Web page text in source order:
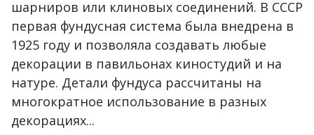
шарниров или клиновых соединений. В СССР
первая фундусная система была внедрена в
1925 году и позволяла создавать любые
декорации в павильонах киностудий и на
натуре. Детали фундуса рассчитаны на
многократное использование в разных
декорациях...